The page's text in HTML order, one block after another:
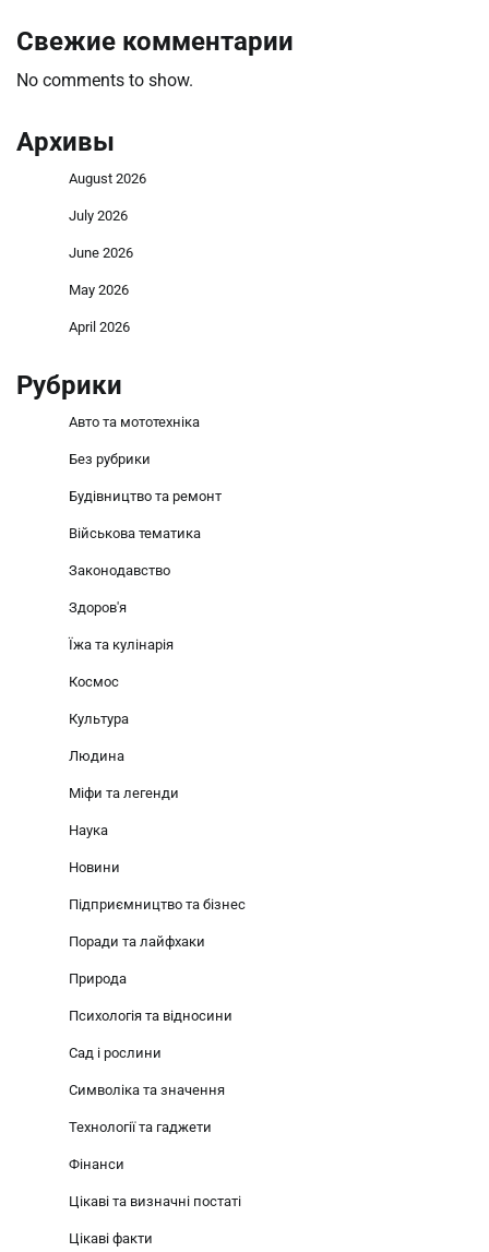
Свежие комментарии
No comments to show.
Архивы
August 2026
July 2026
June 2026
May 2026
April 2026
Рубрики
Авто та мототехніка
Без рубрики
Будівництво та ремонт
Військова тематика
Законодавство
Здоров'я
Їжа та кулінарія
Космос
Культура
Людина
Міфи та легенди
Наука
Новини
Підприємництво та бізнес
Поради та лайфхаки
Природа
Психологія та відносини
Сад і рослини
Символіка та значення
Технології та гаджети
Фінанси
Цікаві та визначні постаті
Цікаві факти